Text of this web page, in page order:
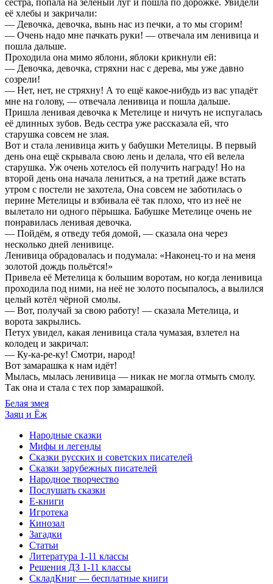
её хлебы и закричали:
— Девочка, девочка, вынь нас из печки, а то мы сгорим!
— Очень надо мне пачкать руки! — отвечала им ленивица и
пошла дальше.
Проходила она мимо яблони, яблоки крикнули ей:
— Девочка, девочка, стряхни нас с дерева, мы уже давно
созрели!
— Нет, нет, не стряхну! А то ещё какое-нибудь из вас упадёт
мне на голову, — отвечала ленивица и пошла дальше.
Пришла ленивая девочка к Метелице и ничуть не испугалась
её длинных зубов. Ведь сестра уже рассказала ей, что
старушка совсем не злая.
Вот и стала ленивица жить у бабушки Метелицы. В первый
день она ещё скрывала свою лень и делала, что ей велела
старушка. Уж очень хотелось ей получить награду! Но на
второй день она начала лениться, а на третий даже встать
утром с постели не захотела, Она совсем не заботилась о
перине Метелицы и взбивала её так плохо, что из неё не
вылетало ни одного пёрышка. Бабушке Метелице очень не
понравилась ленивая девочка.
— Пойдём, я отведу тебя домой, — сказала она через
несколько дней ленивице.
Ленивица обрадовалась и подумала: «Наконец-то и на меня
золотой дождь польётся!»
Привела её Метелица к большим воротам, но когда ленивица
проходила под ними, на неё не золото посыпалось, а вылился
целый котёл чёрной смолы.
— Вот, получай за свою работу! — сказала Метелица, и
ворота закрылись.
Петух увидел, какая ленивица стала чумазая, взлетел на
колодец и закричал:
— Ку-ка-ре-ку! Смотри, народ!
Вот замарашка к нам идёт!
Мылась, мылась ленивица — никак не могла отмыть смолу.
Так она и стала с тех пор замарашкой.
Белая змея
Заяц и Ёж
Народные сказки
Мифы и легенды
Сказки русских и советских писателей
Сказки зарубежных писателей
Народное творчество
Послушать сказки
Е-книги
Игротека
Кинозал
Загадки
Статьи
Литература 1-11 классы
Решения ДЗ 1-11 классы
СкладКниг — бесплатные книги